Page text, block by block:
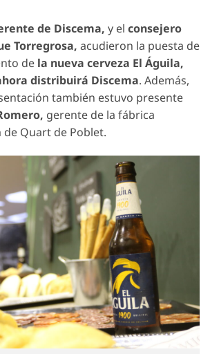
de Discema, y el consejero
Torregrosa, acudieron la puesta de
de la nueva cerveza El Águila,
distribuirá Discema. Además,
también estuvo presente
gerente de la fábrica
de Quart de Poblet.